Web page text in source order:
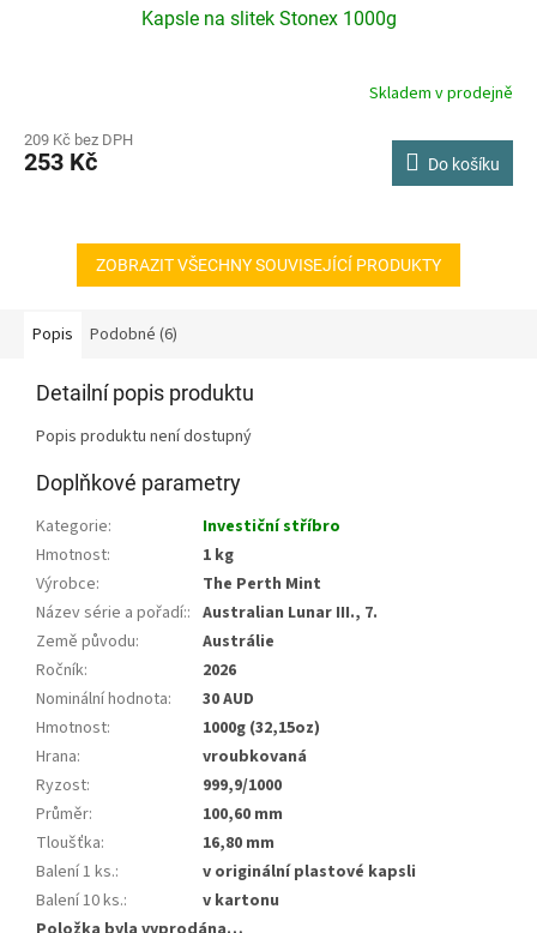
Kapsle na slitek Stonex 1000g
Skladem v prodejně
209 Kč bez DPH
253 Kč Do košíku
ZOBRAZIT VŠECHNY SOUVISEJÍCÍ PRODUKTY
Popis Podobné (6)
Detailní popis produktu
Popis produktu není dostupný
Doplňkové parametry
Kategorie:
Investiční stříbro
Hmotnost:
1 kg
Výrobce:
The Perth Mint
Název série a pořadí:: Australian Lunar III., 7.
Země původu:
Austrálie
Ročník:
2026
Nominální hodnota:
30 AUD
Hmotnost:
1000g (32,15oz)
Hrana:
vroubkovaná
Ryzost:
999,9/1000
Průměr:
100,60 mm
Tloušťka:
16,80 mm
Balení 1 ks.:
v originální plastové kapsli
Balení 10 ks.:
v kartonu